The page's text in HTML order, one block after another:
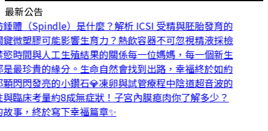
最新公告
體（Spindle）是什麼？解析 ICSI 受精與胚胎發育的
微塑膠可能影響生育力？熱飲容器不可忽視精液採檢
時間與人工生殖結果的關係每一位媽媽，每一個新生
最珍貴的緣分。 生命自然會找到出路，幸福終於如約
閃閃發亮的小鑽石💎凍卵與試管療程中陰道超音波的
臨床考量約8成無症狀！子宮內膜瘜肉你了解多少？
事，終於寫下幸福篇章✨